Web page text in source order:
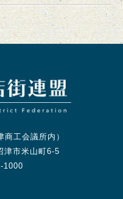
工会議所内）
市米山町6-5
1000